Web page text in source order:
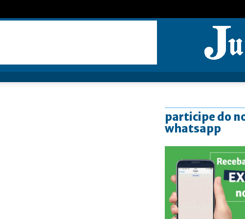
participe do
whatsapp